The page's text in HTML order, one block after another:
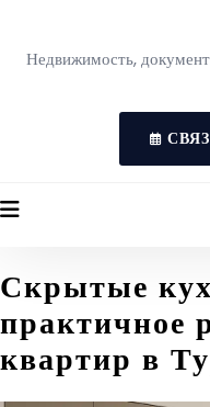
Недвижимость,
Скрытые
практичное
квартир в